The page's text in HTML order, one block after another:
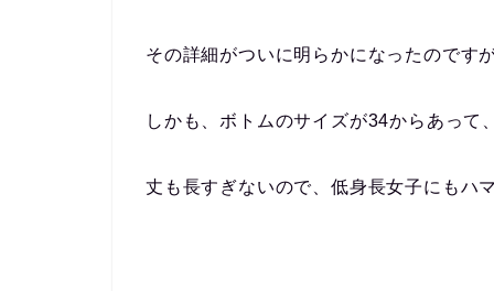
その詳細がついに明らかになったのです
しかも、ボトムのサイズが34からあっ
丈も長すぎないので、低身長女子にもハ